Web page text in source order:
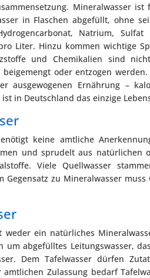
Mineralwasser
in Flaschen abgefüllt, ohne
Natrium,
Liter. Hinzu kommen wichtige
und Chemikalien sind
beigemengt oder entzogen
ausgewogenen Ernährung –
in Deutschland das einzige
keine amtliche
und sprudelt aus
Viele Quellwasser
Gegensatz zu Mineralwasser
weder ein natürliches
um abgefülltes Leitungswasser,
Dem Tafelwasser dürfen
amtlichen Zulassung bedarf